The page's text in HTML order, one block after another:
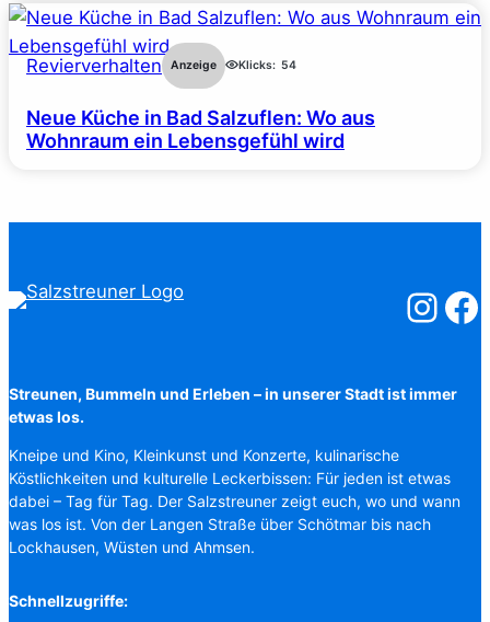
Revierverhalten Anzeige Klicks: 54
Neue Küche in Bad Salzuflen: Wo aus
Wohnraum ein Lebensgefühl wird
Streunen, Bummeln und Erleben – in unserer Stadt ist immer
etwas los.
Kneipe und Kino, Kleinkunst und Konzerte, kulinarische
Köstlichkeiten und kulturelle Leckerbissen: Für jeden ist etwas
dabei – Tag für Tag. Der Salzstreuner zeigt euch, wo und wann
was los ist. Von der Langen Straße über Schötmar bis nach
Lockhausen, Wüsten und Ahmsen.
Schnellzugriffe: